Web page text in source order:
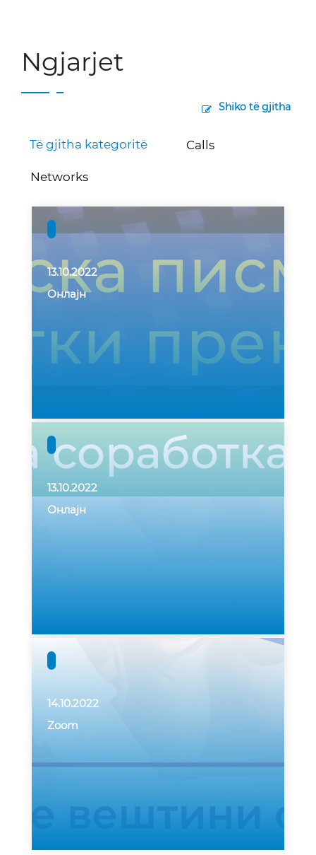
Ngjarjet
Shiko të gjitha
Të gjitha kategoritë Calls
Networks
13.10.2022
Онлајн
13.10.2022
Онлајн
14.10.2022
Zoom